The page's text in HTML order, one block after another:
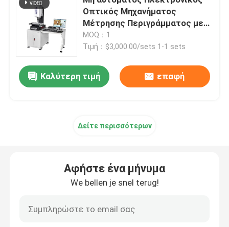
Δισδιάστατη μηχανή μέτρησης συντεταγμένων
Βίντεο που μετρά τις μηχανές
Οπτική μηχανή μέτρησης OMM
Οπτικός Μηχανήματος
Μέτρησης Περιγράμματος με
Ακρίβεια 3um για Μετρήσεις
Σπειρωμάτων
MOQ：1
Τιμή：$3,000.00/sets 1-1 sets
Καλύτερη τιμή επαφή
Δείτε περισσότερων
Αφήστε ένα μήνυμα
We bellen je snel terug!